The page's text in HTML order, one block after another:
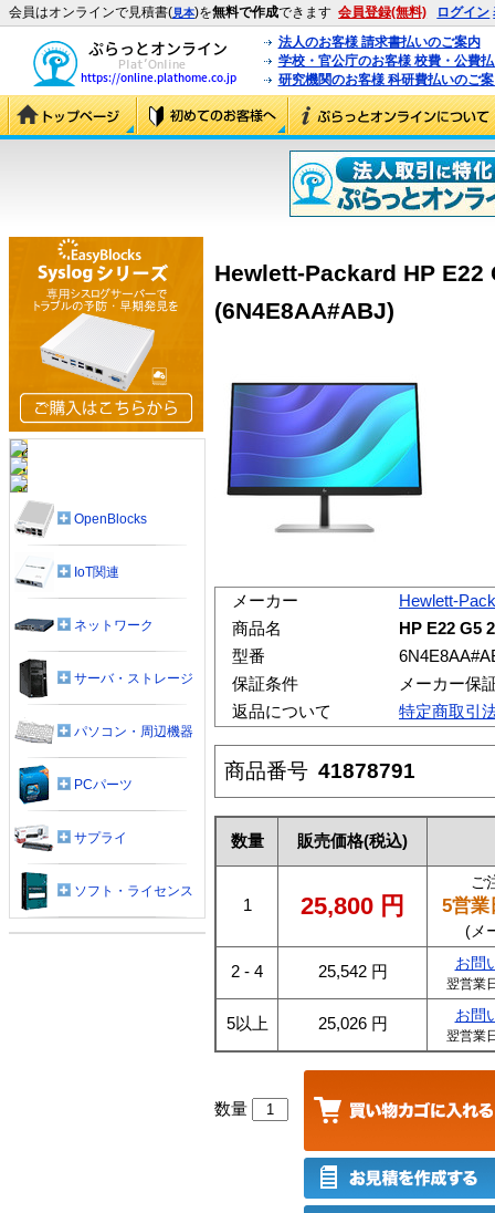
会員はオンラインで見積書(見本)を無料で作成できます 会員登録(無料) ログイン
法人のお客様 請求書払いのご案内
学校・官公庁のお客様 校費・公費
研究機関のお客様 科研費払いのご
Hewlett-Packard HP E22
(6N4E8AA#ABJ)
メーカー
Hewlett-
商品名
HP E22 G5
型番
保証条件
メーカー保
返品について
特定商取引
商品番号 41878791
数量 販売価格(税込)
1 25,800 円
ご
5営業
(メ
2 - 4 25,542 円 お問
翌営業
5以上 25,026 円 お問
翌営業
数量
OpenBlocks
IoT関連
ネットワーク
サーバ・ストレージ
パソコン・周辺機器
PCパーツ
サプライ
ソフト・ライセンス